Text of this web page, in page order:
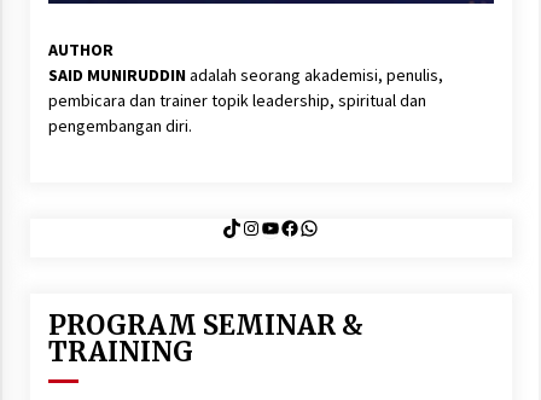
AUTHOR
SAID MUNIRUDDINadalah seorang akademisi, penulis,
pembicara dan trainer topik leadership, spiritual dan
pengembangan diri.
TikTok
Instagram
YouTube
Facebook
WhatsApp
PROGRAM SEMINAR &
TRAINING